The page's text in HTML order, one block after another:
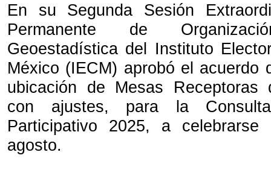
En su Segunda Sesión
Permanente de
Geoestadística del Instituto
México (IECM) aprobó el acuerdo
ubicación de Mesas Receptoras
con ajustes, para la
Participativo 2025, a
agosto.